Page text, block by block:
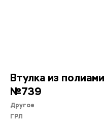
Втулка из
№739
Другое
ГРЛ